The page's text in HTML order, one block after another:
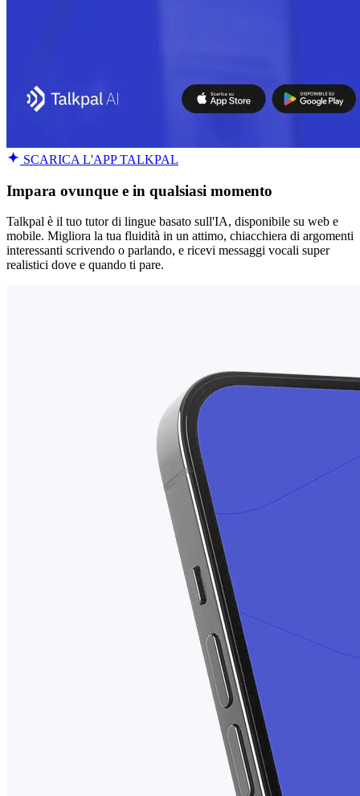
SCARICA L'APP TALKPAL
Impara ovunque e in qualsiasi momento
Talkpal è il tuo tutor di lingue basato sull'IA, disponibile su web e
mobile. Migliora la tua fluidità in un attimo, chiacchiera di argomenti
interessanti scrivendo o parlando, e ricevi messaggi vocali super
realistici dove e quando ti pare.